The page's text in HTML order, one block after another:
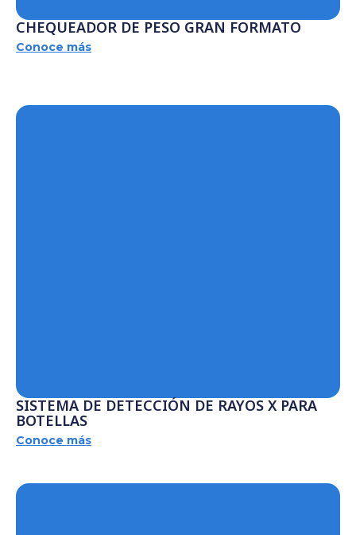
CHEQUEADOR DE PESO GRAN FORMATO
Conoce más
SISTEMA DE DETECCIÓN DE RAYOS X PARA
BOTELLAS
Conoce más